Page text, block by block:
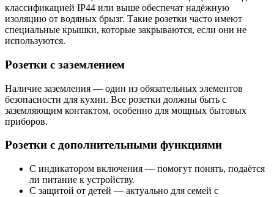
классификацией IP44 или выше обеспечат надёжную
изоляцию от водяных брызг. Такие розетки часто имеют
специальные крышки, которые закрываются, если они не
используются.
Розетки с заземлением
Наличие заземления — один из обязательных элементов
безопасности для кухни. Все розетки должны быть с
заземляющим контактом, особенно для мощных бытовых
приборов.
Розетки с дополнительными функциями
С индикатором включения — помогут понять, подаётся
ли питание к устройству.
С защитой от детей — актуально для семей с